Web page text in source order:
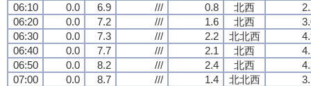
06:10
0.0 6.9 /// 0.8 北西
06:20
0.0 7.2 /// 1.6 北西
06:30
0.0 7.3 /// 2.2 北北西
06:40
0.0 7.7 /// 2.1 北西
06:50
0.0 8.2 /// 2.4 北西
07:00
0.0 8.7 /// 1.4 北北西